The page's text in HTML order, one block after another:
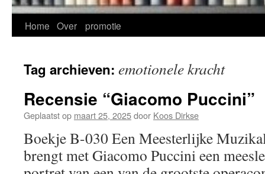
Home Over promotie
Tag archieven: emotionele kracht
Recensie “Giacomo Puccini”
Geplaatst op maart 25, 2025door Koos Dirkse
Boekje B-030 Een Meesterlijke
brengt met Giacomo Puccini een